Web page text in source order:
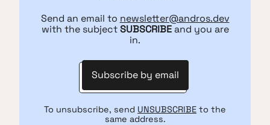
Send an email to newsletter@andros.dev
with the subjectSUBSCRIBEand you are
in.
Subscribe by email
To unsubscribe, send UNSUBSCRIBE to the
same address.